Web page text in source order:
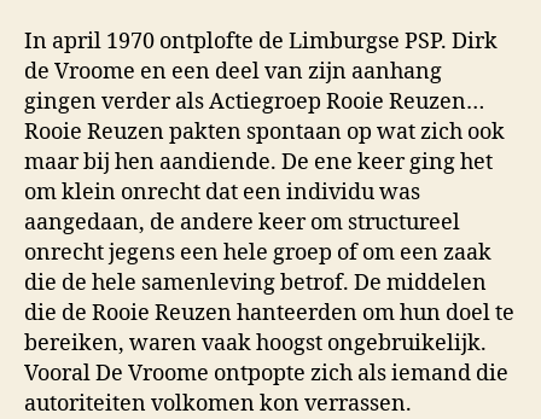
In april 1970 ontplofte de Limburgse PSP. Dirk
de Vroome en een deel van zijn aanhang
gingen verder als Actie­groep Rooie Reuzen…
Rooie Reuzen pakten spontaan op wat zich ook
maar bij hen aandien­de. De ene keer ging het
om klein onrecht dat een individu was
aangedaan, de andere keer om struc­tureel
onrecht jegens een hele groep of om een zaak
die de hele samenleving betrof. De middelen
die de Rooie Reuzen hanteerden om hun doel te
bereiken, waren vaak hoogst onge­bruikelijk.
Vooral De Vroome ontpopte zich als iemand die
autoriteiten volkomen kon verrassen.